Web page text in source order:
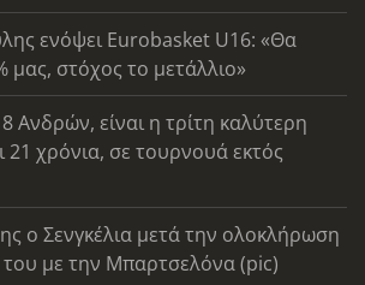
ενόψει Eurobasket U16: «Θα
μας, στόχος το μετάλλιο»
Ανδρών, είναι η τρίτη καλύτερη
21 χρόνια, σε τουρνουά εκτός
ο Σενγκέλια μετά την ολοκλήρωση
του με την Μπαρτσελόνα (pic)